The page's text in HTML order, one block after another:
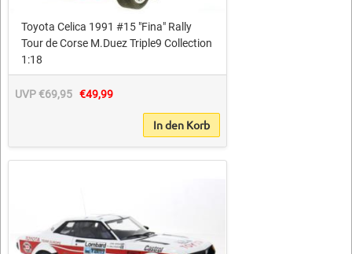
Toyota Celica 1991 #15 "Fina" Rally
Tour de Corse M.Duez Triple9 Collection
1:18
UVP €69,95 €49,99
In den Korb